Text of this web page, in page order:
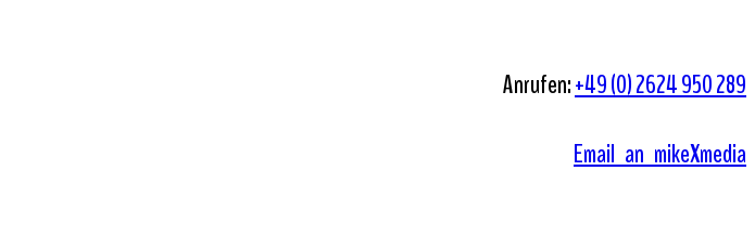
Anrufen:+49 (0) 2624 950 289
Email an mikeXmedia